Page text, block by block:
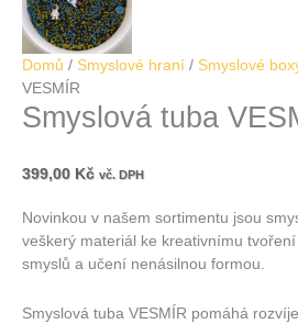
Domů / Smyslové hraní / Smyslové
VESMÍR
Smyslová tuba
399,00 Kč vč. DPH
Novinkou v našem sortimentu jsou
veškerý materiál ke kreativnímu
smyslů a učení nenásilnou formou.
Smyslová tuba VESMÍR pomáhá